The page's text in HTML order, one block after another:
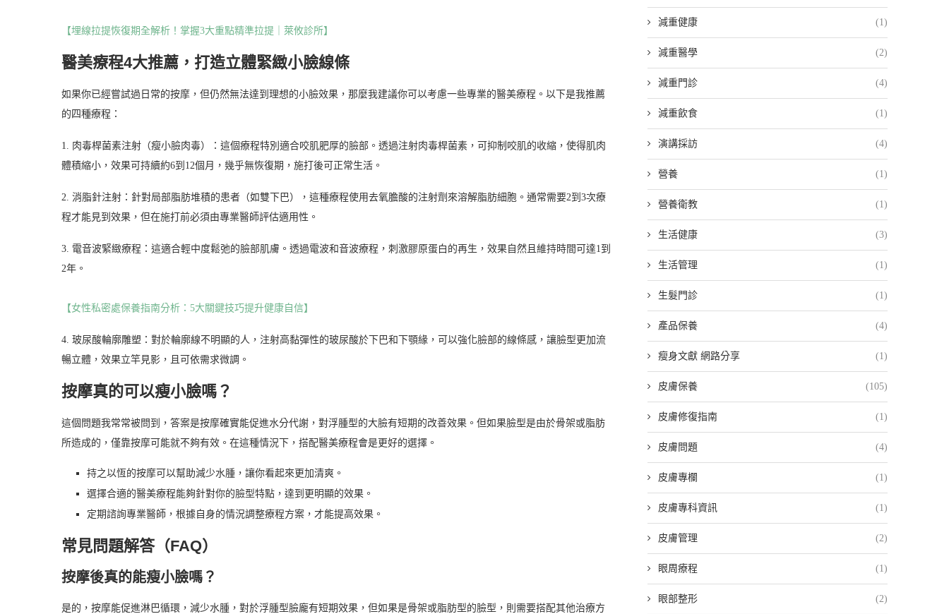
【埋線拉提恢復期全解析！掌握3大重點精準拉提｜萊攸診所】
醫美療程4大推薦，打造立體緊緻小臉線條
如果你已經嘗試過日常的按摩，但仍然無法達到理想的小臉效果，那麼我建議你可以考慮一些專業的醫美療程。以下是我推薦
的四種療程：
1. 肉毒桿菌素注射（瘦小臉肉毒）：這個療程特別適合咬肌肥厚的臉部。透過注射肉毒桿菌素，可抑制咬肌的收縮，使得肌肉
體積縮小，效果可持續約6到12個月，幾乎無恢復期，施打後可正常生活。
2. 消脂針注射：針對局部脂肪堆積的患者（如雙下巴），這種療程使用去氧膽酸的注射劑來溶解脂肪細胞。通常需要2到3次療
程才能見到效果，但在施打前必須由專業醫師評估適用性。
3. 電音波緊緻療程：這適合輕中度鬆弛的臉部肌膚。透過電波和音波療程，刺激膠原蛋白的再生，效果自然且維持時間可達1到
2年。
【女性私密處保養指南分析：5大關鍵技巧提升健康自信】
4. 玻尿酸輪廓雕塑：對於輪廓線不明顯的人，注射高黏彈性的玻尿酸於下巴和下顎緣，可以強化臉部的線條感，讓臉型更加流
暢立體，效果立竿見影，且可依需求微調。
按摩真的可以瘦小臉嗎？
這個問題我常常被問到，答案是按摩確實能促進水分代謝，對浮腫型的大臉有短期的改善效果。但如果臉型是由於骨架或脂肪
所造成的，僅靠按摩可能就不夠有效。在這種情況下，搭配醫美療程會是更好的選擇。
持之以恆的按摩可以幫助減少水腫，讓你看起來更加清爽。
選擇合適的醫美療程能夠針對你的臉型特點，達到更明顯的效果。
定期諮詢專業醫師，根據自身的情況調整療程方案，才能提高效果。
常見問題解答（FAQ）
按摩後真的能瘦小臉嗎？
是的，按摩能促進淋巴循環，減少水腫，對於浮腫型臉龐有短期效果，但如果是骨架或脂肪型的臉型，則需要搭配其他治療方
減重健康 (1)
減重醫學 (2)
減重門診 (4)
減重飲食 (1)
演講採訪 (4)
營養 (1)
營養衛教 (1)
生活健康 (3)
生活管理 (1)
生髮門診 (1)
產品保養 (4)
瘦身文獻 網路分享 (1)
皮膚保養 (105)
皮膚修復指南 (1)
皮膚問題 (4)
皮膚專欄 (1)
皮膚專科資訊 (1)
皮膚管理 (2)
眼周療程 (1)
眼部整形 (2)